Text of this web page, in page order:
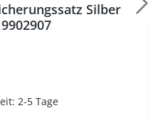
Silber
2-5 Tage